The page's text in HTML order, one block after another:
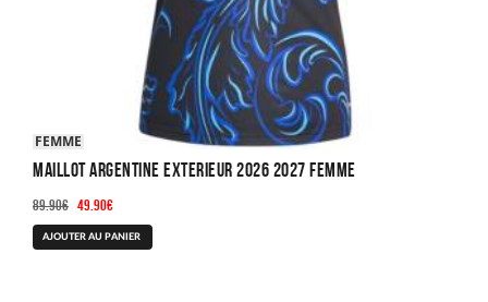
FEMME
Maillot Argentine Exterieur 2026 2027 Femme
89.90€ Le
prix
initial
49.90€Le
prix
actuel
AJOUTER AU PANIER